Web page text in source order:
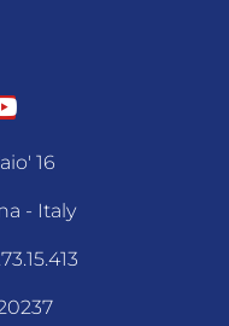
16
- Italy